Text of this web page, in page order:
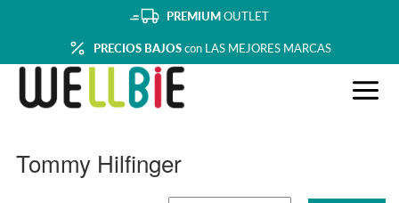
PREMIUMOUTLET
PRECIOS BAJOScon LAS MEJORES MARCAS
Tommy Hilfinger